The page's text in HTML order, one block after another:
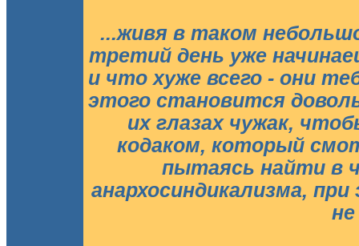
...живя в таком
третий день уже
и что хуже всего - они
этого становится
их глазах чужак,
кодаком, который
пытаясь найти в
анархосиндикализма,
не